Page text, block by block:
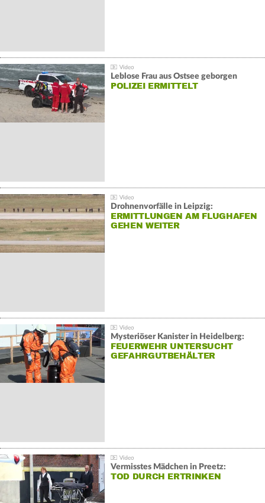
Leblose Frau aus Ostsee geborgen
POLIZEI ERMITTELT
Drohnenvorfälle in Leipzig:
ERMITTLUNGEN AM FLUGHAFEN
GEHEN WEITER
Mysteriöser Kanister in Heidelberg:
FEUERWEHR UNTERSUCHT
GEFAHRGUTBEHÄLTER
Vermisstes Mädchen in Preetz:
TOD DURCH ERTRINKEN